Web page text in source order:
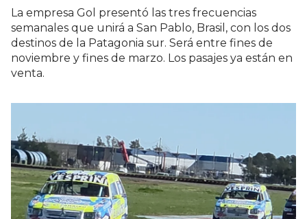
La empresa Gol presentó las tres frecuencias
semanales que unirá a San Pablo, Brasil, con los dos
destinos de la Patagonia sur. Será entre fines de
noviembre y fines de marzo. Los pasajes ya están en
venta.